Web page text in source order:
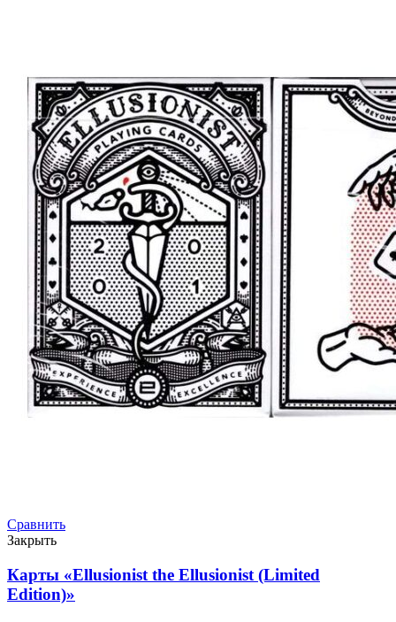
Сравнить
Закрыть
Карты «Ellusionist the Ellusionist (Limited
Edition)»